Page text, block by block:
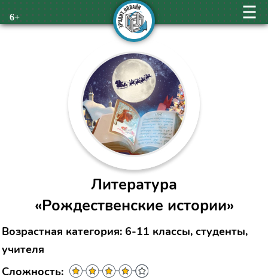
6+
Литература
«Рождественские истории»
Возрастная категория: 6-11 классы, студенты,
учителя
Сложность: